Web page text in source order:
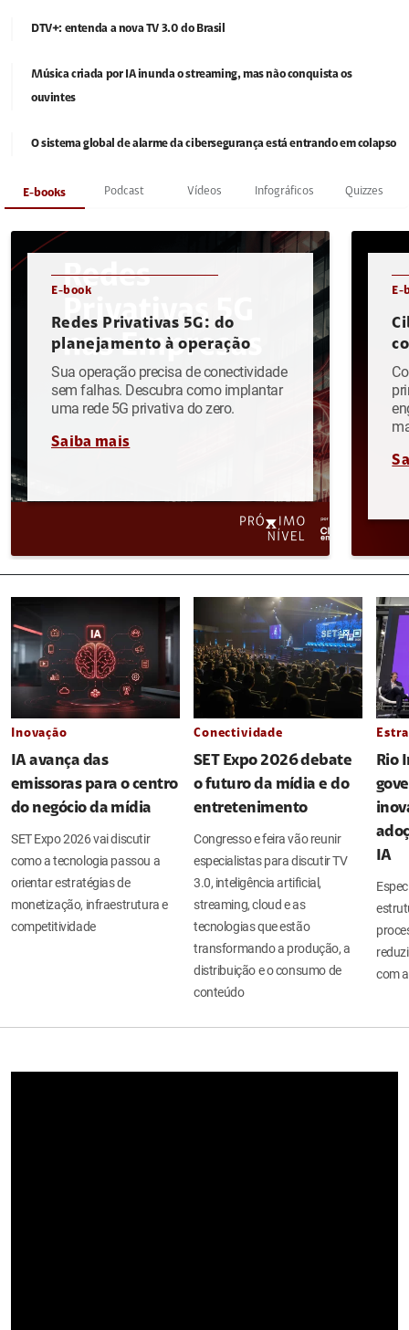
DTV+: entenda a nova TV 3.0 do Brasil
Música criada por IA inunda o streaming, mas não conquista os
ouvintes
O sistema global de alarme da cibersegurança está entrando em colapso
E-books Podcast Vídeos Infográficos Quizzes
E-book
Redes Privativas 5G: do
planejamento à operação
Sua operação precisa de conectividade
sem falhas. Descubra como implantar
uma rede 5G privativa do zero.
Saiba mais
E-
Inovação
IA avança das
emissoras para o centro
do negócio da mídia
SET Expo 2026 vai discutir
como a tecnologia passou a
orientar estratégias de
monetização, infraestrutura e
competitividade
Conectividade
SET Expo 2026 debate
o futuro da mídia e do
entretenimento
Congresso e feira vão reunir
especialistas para discutir TV
3.0, inteligência artificial,
streaming, cloud e as
tecnologias que estão
transformando a produção, a
distribuição e o consumo de
conteúdo
Rio
IA
com